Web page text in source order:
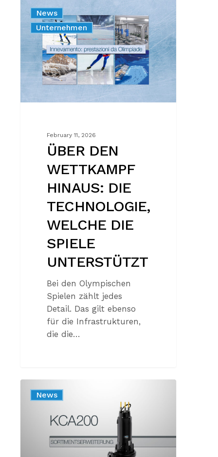
DEN
WETTKAMPF
HINAUS:
DIE
TECHNOLOGIE,
WELCHE
SPIELE
News
Unternehmen
February 11, 2026
ÜBER DEN
WETTKAMPF
HINAUS: DIE
TECHNOLOGIE,
WELCHE DIE
SPIELE
UNTERSTÜTZT
Bei den Olympischen
Spielen zählt jedes
Detail. Das gilt ebenso
für die Infrastrukturen,
die die…
KCA200N
LEISTUNG,
News